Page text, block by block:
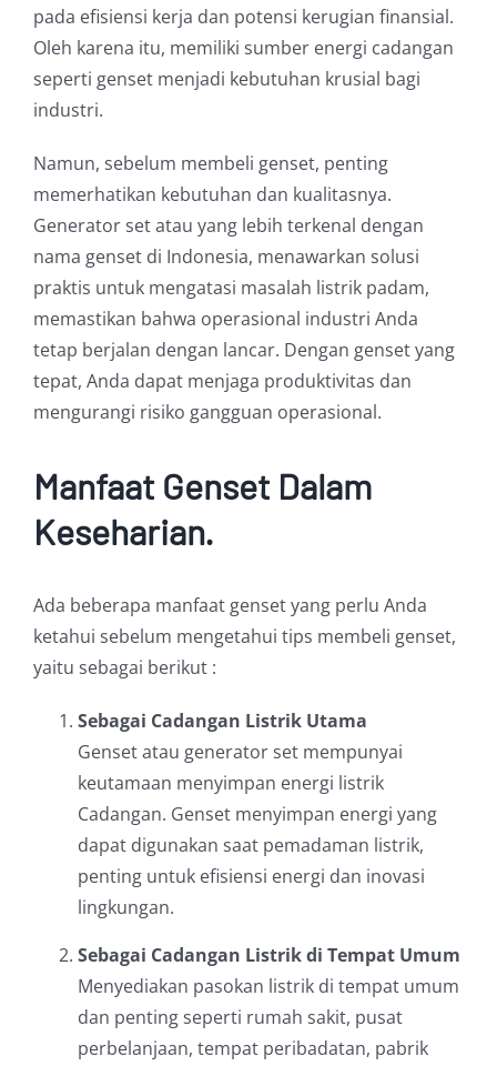
pada efisiensi kerja dan potensi kerugian finansial.
Oleh karena itu, memiliki sumber energi cadangan
seperti genset menjadi kebutuhan krusial bagi
industri.
Namun, sebelum membeli genset, penting
memerhatikan kebutuhan dan kualitasnya.
Generator set atau yang lebih terkenal dengan
nama genset di Indonesia, menawarkan solusi
praktis untuk mengatasi masalah listrik padam,
memastikan bahwa operasional industri Anda
tetap berjalan dengan lancar. Dengan genset yang
tepat, Anda dapat menjaga produktivitas dan
mengurangi risiko gangguan operasional.
Manfaat Genset Dalam
Keseharian.
Ada beberapa manfaat genset yang perlu Anda
ketahui sebelum mengetahui tips membeli genset,
yaitu sebagai berikut :
Sebagai Cadangan Listrik Utama
Genset atau generator set mempunyai
keutamaan menyimpan energi listrik
Cadangan. Genset menyimpan energi yang
dapat digunakan saat pemadaman listrik,
penting untuk efisiensi energi dan inovasi
lingkungan.
Sebagai Cadangan Listrik di Tempat Umum
Menyediakan pasokan listrik di tempat umum
dan penting seperti rumah sakit, pusat
perbelanjaan, tempat peribadatan, pabrik